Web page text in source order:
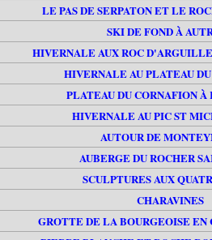
LE PAS DE SERPATON ET LE
SKI DE FOND À
HIVERNALE AUX ROC
HIVERNALE AU PLATEAU
PLATEAU DU CORNAFION À
HIVERNALE AU PIC ST
AUTOUR DE
AUBERGE DU ROCHER
SCULPTURES AUX
CHARAVINES
GROTTE DE LA BOURGEOISE